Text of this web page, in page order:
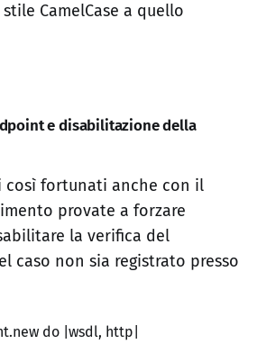
CamelCase a quello
e disabilitazione della
così fortunati anche con il
provate a forzare
la verifica del
caso non sia registrato presso
do |wsdl, http|